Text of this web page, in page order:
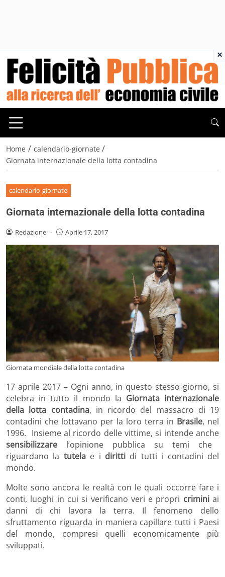
Home / calendario-giornate /
Giornata internazionale della lotta contadina
calendario-giornate
Giornata internazionale della lotta contadina
Redazione - Aprile 17, 2017
Giornata mondiale della lotta contadina
17 aprile 2017 – Ogni anno, in questo stesso giorno, si
celebra in tutto il mondo la Giornata internazionale
della lotta contadina, in ricordo del massacro di 19
contadini che lottavano per la loro terra in Brasile, nel
1996. Insieme al ricordo delle vittime, si intende anche
sensibilizzare l’opinione pubblica su temi che
riguardano la tutelae i diritti di tutti i contadini del
mondo.
Molte sono ancora le realtà con le quali occorre fare i
conti, luoghi in cui si verificano veri e propri criminiai
danni di chi lavora la terra. Il fenomeno dello
sfruttamento riguarda in maniera capillare tutti i Paesi
del mondo, compresi quelli economicamente più
sviluppati.
×